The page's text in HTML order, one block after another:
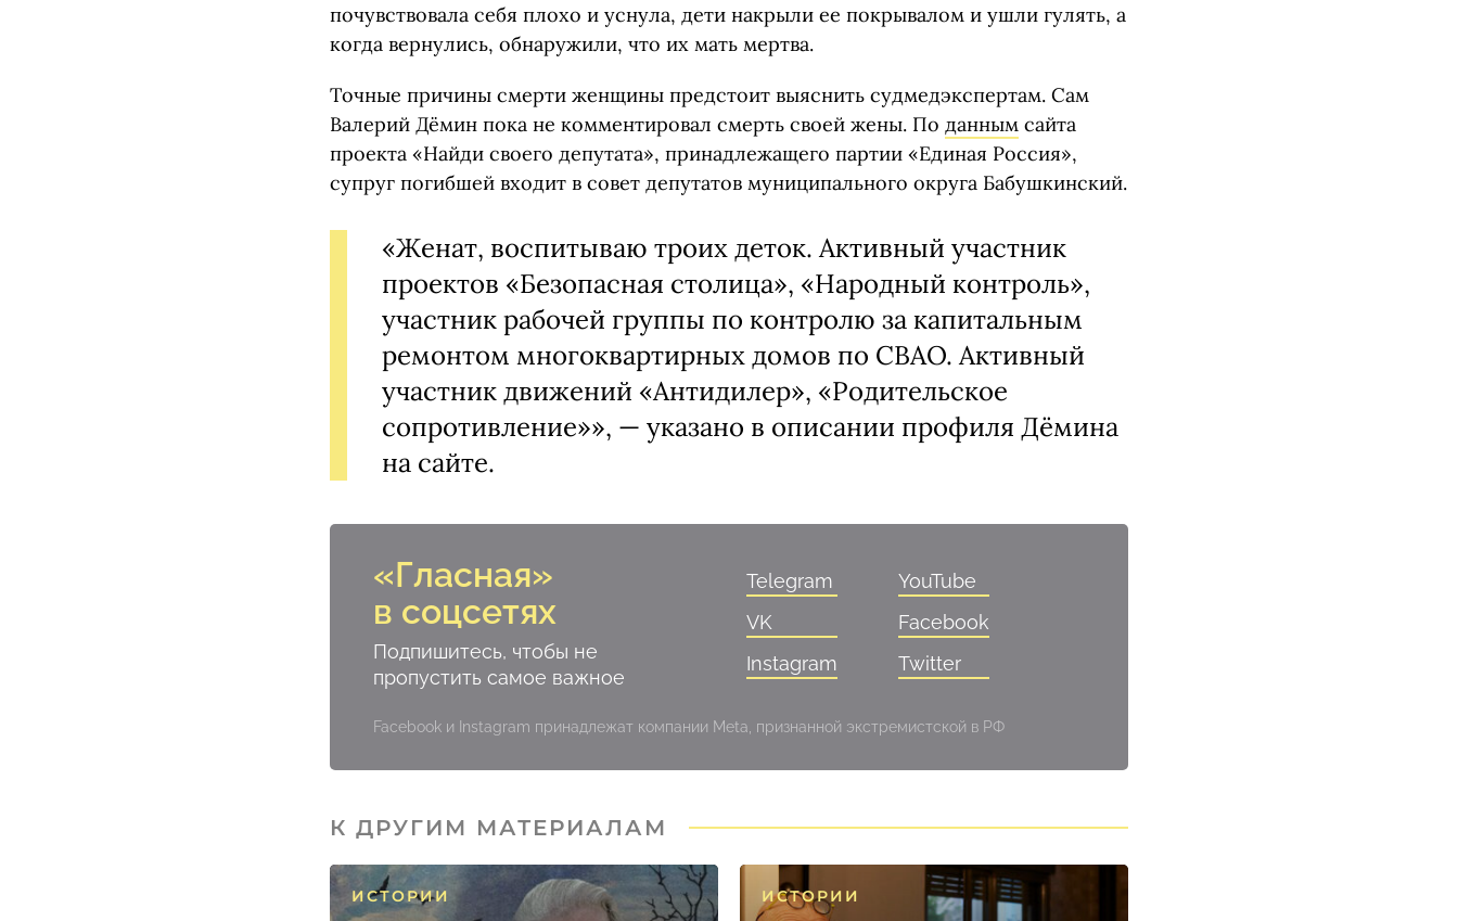
почувствовала себя плохо и уснула, дети накрыли ее покрывалом и ушли гулять, а
когда вернулись, обнаружили, что их мать мертва.
Точные причины смерти женщины предстоит выяснить судмедэкспертам. Сам
Валерий Дёмин пока не комментировал смерть своей жены. По данным сайта
проекта «Найди своего депутата», принадлежащего партии «Единая Россия»,
супруг погибшей входит в совет депутатов муниципального округа Бабушкинский.
«Женат, воспитываю троих деток. Активный участник
проектов «Безопасная столица», «Народный контроль»,
участник рабочей группы по контролю за капитальным
ремонтом многоквартирных домов по СВАО. Активный
участник движений «Антидилер», «Родительское
сопротивление»», — указано в описании профиля Дёмина
на сайте.
«Гласная»
в соцсетях
Подпишитесь, чтобы не
пропустить самое важное
Telegram
YouTube
VK
Facebook
Instagram
Twitter
Facebook и Instagram принадлежат компании Meta, признанной экстремистской в РФ
К ДРУГИМ МАТЕРИАЛАМ
ИСТОРИИ ИСТОРИИ